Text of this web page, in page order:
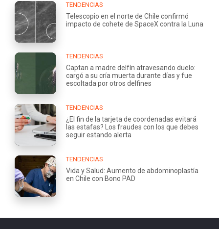
TENDENCIAS
Telescopio en el norte de Chile confirmó
impacto de cohete de SpaceX contra la Luna
TENDENCIAS
Captan a madre delfín atravesando duelo:
cargó a su cría muerta durante días y fue
escoltada por otros delfines
TENDENCIAS
¿El fin de la tarjeta de coordenadas evitará
las estafas? Los fraudes con los que debes
seguir estando alerta
TENDENCIAS
Vida y Salud: Aumento de abdominoplastía
en Chile con Bono PAD